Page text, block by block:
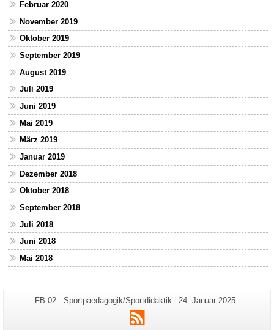
Februar 2020
November 2019
Oktober 2019
September 2019
August 2019
Juli 2019
Juni 2019
Mai 2019
März 2019
Januar 2019
Dezember 2018
Oktober 2018
September 2018
Juli 2018
Juni 2018
Mai 2018
Zusätzliche
Informationen
zu
Seiten-
FB 02 - Sportpaedagogik/Sportdidaktik
Letzte
24. Januar 2025
RSS